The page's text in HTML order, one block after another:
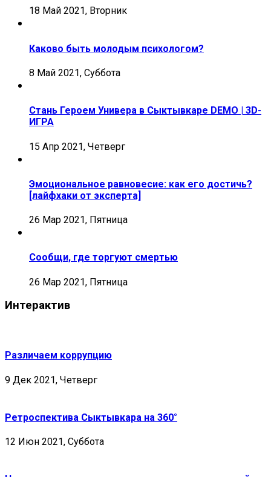
18 Май 2021, Вторник
Каково быть молодым психологом?
8 Май 2021, Суббота
Стань Героем Универа в Сыктывкаре DEMO | 3D-
ИГРА
15 Апр 2021, Четверг
Эмоциональное равновесие: как его достичь?
[лайфхаки от эксперта]
26 Мар 2021, Пятница
Сообщи, где торгуют смертью
26 Мар 2021, Пятница
Интерактив
Различаем коррупцию
9 Дек 2021, Четверг
Ретроспектива Сыктывкара на 360°
12 Июн 2021, Суббота